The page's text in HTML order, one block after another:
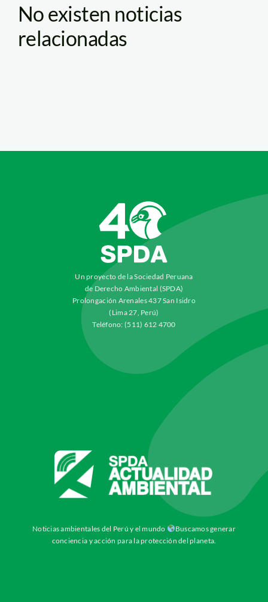
No existen noticias
relacionadas
Un proyecto de la Sociedad Peruana
de Derecho Ambiental (SPDA)
Prolongación Arenales 437 San Isidro
(Lima 27, Perú)
Teléfono: (511) 612 4700
Noticias ambientales del Perú y el mundo
Buscamos generar
conciencia y acción para la protección del planeta.